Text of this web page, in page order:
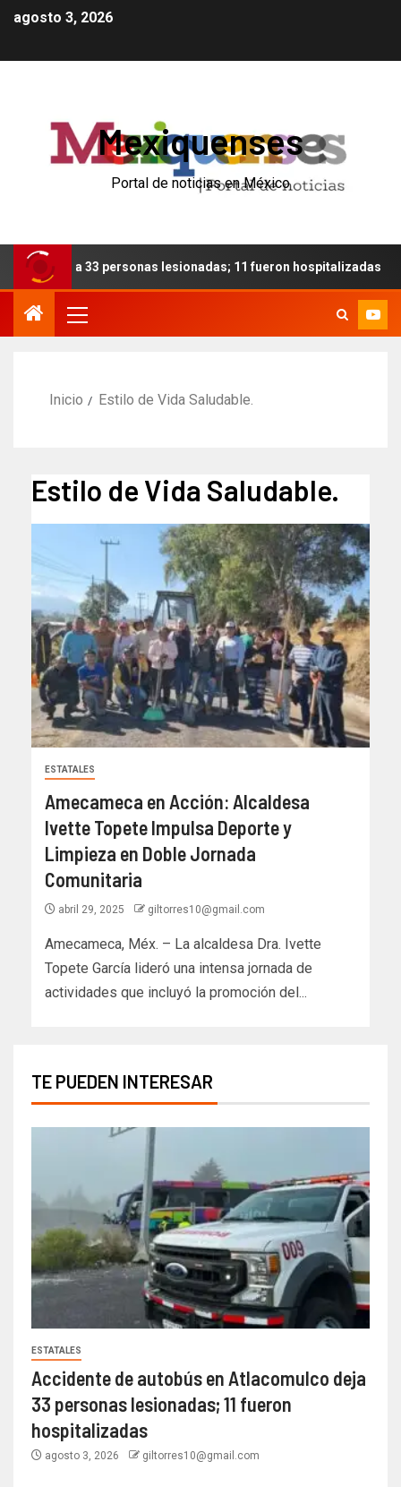
agosto 3, 2026
Mexiquenses
Portal de noticias en México
deja 33 personas lesionadas; 11 fueron hospitalizadas
Inicio Estilo de Vida Saludable.
Estilo de Vida Saludable.
ESTATALES
Amecameca en Acción: Alcaldesa
Ivette Topete Impulsa Deporte y
Limpieza en Doble Jornada
Comunitaria
abril 29, 2025 giltorres10@gmail.com
Amecameca, Méx. – La alcaldesa Dra. Ivette
Topete García lideró una intensa jornada de
actividades que incluyó la promoción del...
TE PUEDEN INTERESAR
ESTATALES
Accidente de autobús en Atlacomulco deja
33 personas lesionadas; 11 fueron
hospitalizadas
agosto 3, 2026 giltorres10@gmail.com